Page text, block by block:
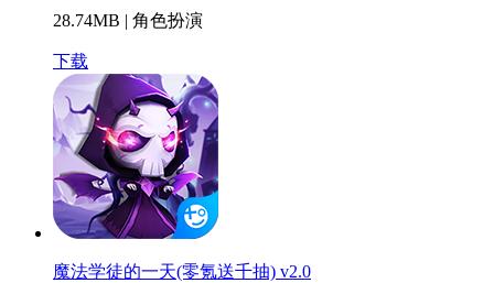
28.74MB | 角色扮演
下载
魔法学徒的一天(零氪送千抽) v2.0